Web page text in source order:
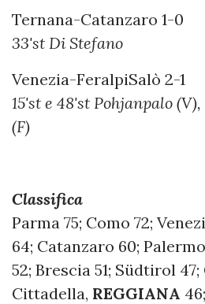
Ternana-Catanzaro 1-0
33'st Di Stefano
Venezia-FeralpiSalò 2-1
15'st e 48'st Pohjanpalo
(F)
Classifica
Parma 75; Como 72;
64; Catanzaro 60;
52; Brescia 51; Südtirol 47;
Cittadella, REGGIANA